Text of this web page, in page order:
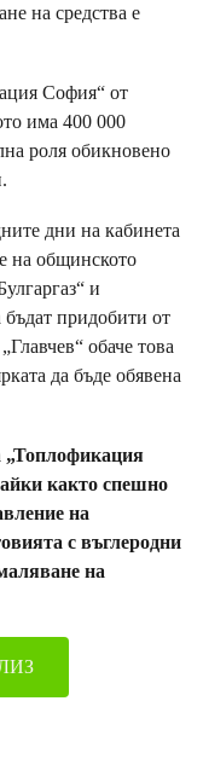
на средства е
София“ от
има 400 000
роля обикновено
дни на кабинета
на общинското
и
придобити от
обаче това
да бъде обявена
„Топлофикация
както спешно
на
с въглеродни
на